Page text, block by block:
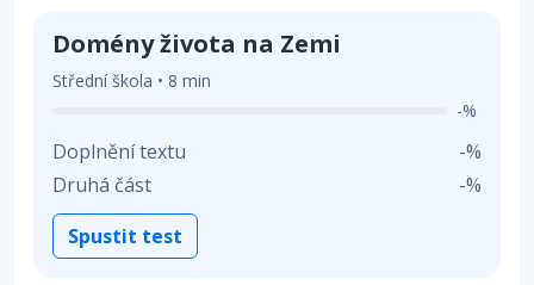
Domény života na Zemi
Střední škola • 8 min
-%
Doplnění textu
-%
Druhá část
-%
Spustit test